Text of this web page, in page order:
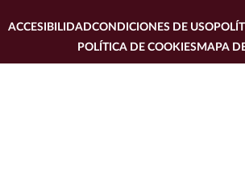
ACCESIBILIDADCONDICIONES DE USO
POLÍTICA DE COOKIESMAPA